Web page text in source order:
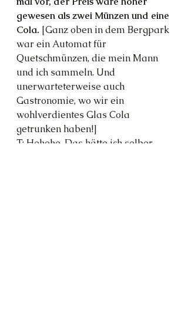
gewesen als zwei Münzen und eine
Cola. [Ganz oben in dem Bergpark
war ein Automat für
Quetschmünzen, die mein Mann
und ich sammeln. Und
unerwarteterweise auch
Gastronomie, wo wir ein
wohlverdientes Glas Cola
getrunken haben!]
T: Hehehe. Das hätte ich selber